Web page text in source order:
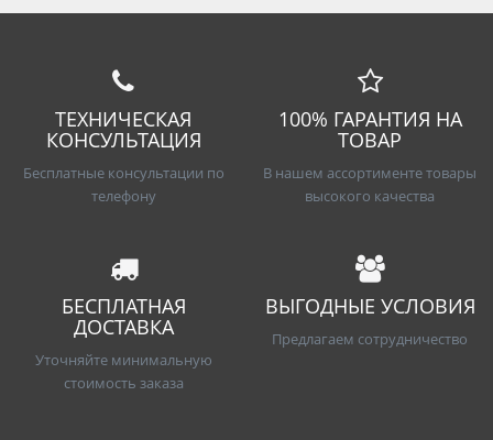
ТЕХНИЧЕСКАЯ
КОНСУЛЬТАЦИЯ
Бесплатные консультации по
телефону
100% ГАРАНТИЯ НА
ТОВАР
В нашем ассортименте товары
высокого качества
БЕСПЛАТНАЯ
ДОСТАВКА
Уточняйте минимальную
стоимость заказа
ВЫГОДНЫЕ УСЛОВИЯ
Предлагаем сотрудничество